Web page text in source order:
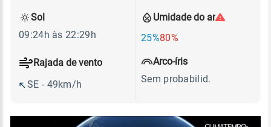
Umidade do ar
25%80%
Rajada de vento
SE - 49km/h
Sol
09:24h às 22:29h
Arco-íris
Sem probabilid.